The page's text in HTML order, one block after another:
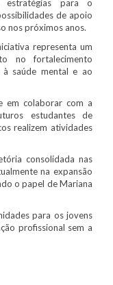
estratégias para o
de apoio
nos próximos anos.
representa um
no fortalecimento
à saúde mental e ao
em colaborar com a
estudantes de
realizem atividades
consolidada nas
na expansão
o papel de Mariana
para os jovens
profissional sem a